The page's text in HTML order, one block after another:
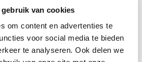
van cookies
om content en advertenties te
voor social media te bieden
te analyseren. Ook delen we
of functies/groepen/taken
Twizzit automatisch de
Ze vereisen dus weinig
: Een individuele